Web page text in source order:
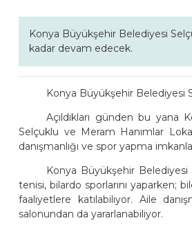
Konya Büyükşehir Belediyesi
kadar devam edecek.
Konya Büyükşehir Belediyesi
Açıldıkları günden bu
Selçuklu ve Meram Hanımlar
danışmanlığı ve spor yapma
Konya Büyükşehir Belediyesi
tenisi, bilardo sporlarını yaparken;
faaliyetlere katılabiliyor. Aile
salonundan da yararlanabiliyor.